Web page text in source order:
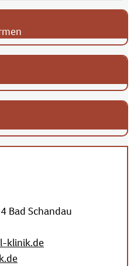
Bad Schandau
klinik.de